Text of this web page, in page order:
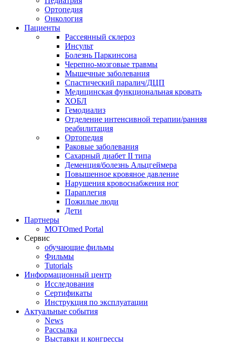
Ортопедия
Онкология
Пациенты
Рассеянный склероз
Инсульт
Болезнь Паркинсона
Черепно-мозговые травмы
Мышечные заболевания
Спастический паралич/ДЦП
Медицинская функциональная кровать
ХОБЛ
Гемодиализ
Отделение интенсивной терапии/ранняя
реабилитация
Ортопедия
Раковые заболевания
Сахарный диабет II типа
Деменция/болезнь Альцгеймера
Повышенное кровяное давление
Нарушения кровоснабжения ног
Параплегия
Пожилые люди
Дети
Партнеры
MOTOmed Portal
Сервис
обучающие фильмы
Фильмы
Tutorials
Информационный центр
Исследования
Сертификаты
Инструкция по эксплуатации
Актуальные события
News
Рассылка
Выставки и конгрессы